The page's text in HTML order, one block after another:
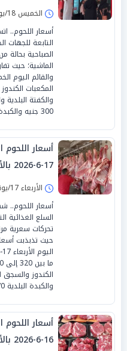
الخميس 18/يونيو/2026 - 08:30 ص
أسعار اللحوم..
التابعة للجهات
الصباحية بحالة
الماشية؛ حيث
300 جنيه والكبدة البلدية 370 والبوفتيك البقري 380
أسعار اللحوم
17-6-2026 بالأسواق
الأربعاء 17/يونيو/2026 - 08:30 ص
أسعار اللحوم..
السلع الغذائية
تحركات سعرية
حيث تذبذبت
والكبدة البلدية 370 والبوفتيك البقري
أسعار اللحوم
16-6-2026 بالأسواق